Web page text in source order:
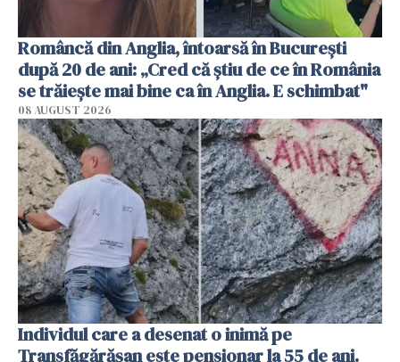
Româncă din Anglia, întoarsă în București
după 20 de ani: „Cred că știu de ce în România
se trăiește mai bine ca în Anglia. E schimbat"
08 AUGUST 2026
Individul care a desenat o inimă pe
Transfăgărășan este pensionar la 55 de ani.